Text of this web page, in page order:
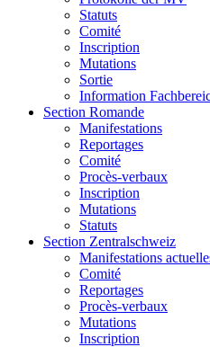
Statuts
Comité
Inscription
Mutations
Sortie
Information
Section Romande
Manifestations
Reportages
Comité
Procès-verbaux
Inscription
Mutations
Statuts
Section Zentralschweiz
Manifestations
Comité
Reportages
Procès-verbaux
Mutations
Inscription